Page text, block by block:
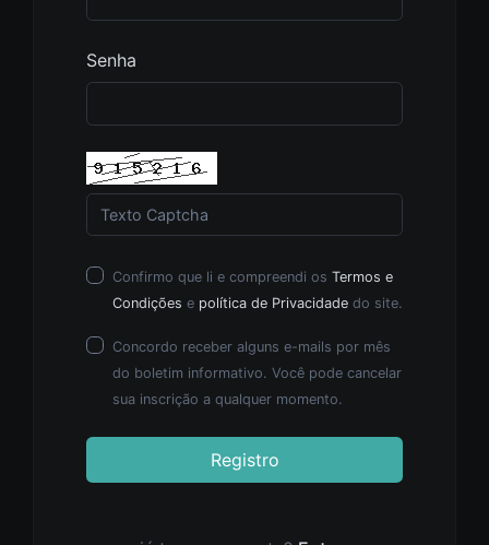
Senha
Confirmo que li e compreendi os Termos e
Condições e política de Privacidade do site.
Concordo receber alguns e-mails por mês
do boletim informativo. Você pode cancelar
sua inscrição a qualquer momento.
Registro